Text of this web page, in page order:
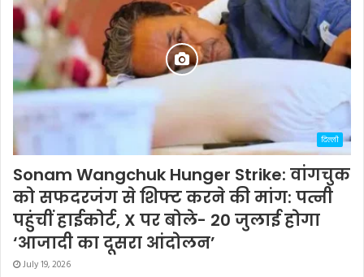
दिल्ली
Sonam Wangchuk Hunger Strike: वांगचुक
को सफदरजंग से शिफ्ट करने की मांग: पत्नी
पहुंचीं हाईकोर्ट, X पर बोले- 20 जुलाई होगा
‘आजादी का दूसरा आंदोलन’
July 19, 2026